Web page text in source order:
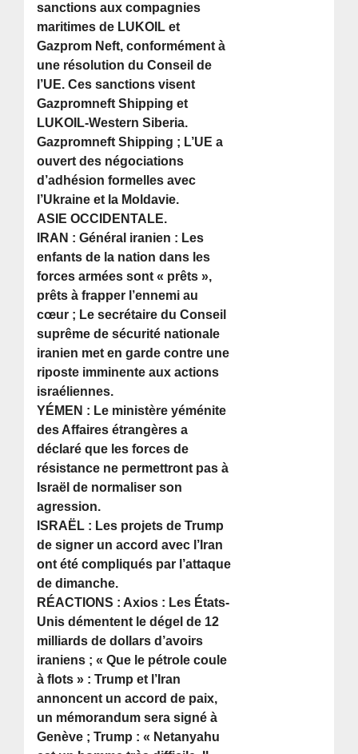
sanctions aux compagnies
maritimes de LUKOIL et
Gazprom Neft, conformément à
une résolution du Conseil de
l’UE. Ces sanctions visent
Gazpromneft Shipping et
LUKOIL-Western Siberia.
Gazpromneft Shipping ; L’UE a
ouvert des négociations
d’adhésion formelles avec
l’Ukraine et la Moldavie.
ASIE OCCIDENTALE.
IRAN : Général iranien : Les
enfants de la nation dans les
forces armées sont « prêts »,
prêts à frapper l’ennemi au
cœur ; Le secrétaire du Conseil
suprême de sécurité nationale
iranien met en garde contre une
riposte imminente aux actions
israéliennes.
YÉMEN : Le ministère yéménite
des Affaires étrangères a
déclaré que les forces de
résistance ne permettront pas à
Israël de normaliser son
agression.
ISRAËL : Les projets de Trump
de signer un accord avec l’Iran
ont été compliqués par l’attaque
de dimanche.
RÉACTIONS : Axios : Les États-
Unis démentent le dégel de 12
milliards de dollars d’avoirs
iraniens ; « Que le pétrole coule
à flots » : Trump et l’Iran
annoncent un accord de paix,
un mémorandum sera signé à
Genève ; Trump : « Netanyahu